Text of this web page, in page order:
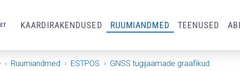
KAARDIRAKENDUSED RUUMIANDMED TEENUSED
Avaleht
Ruumiandmed ESTPOS GNSS tugijaamade graafikud